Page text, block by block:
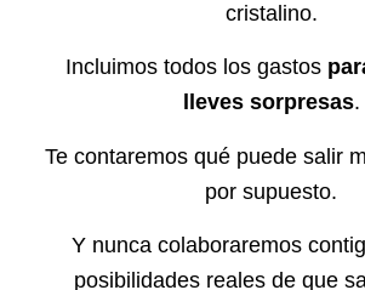
cristalino.
Incluimos todos los gastos
lleves sorpresas.
Te contaremos qué puede salir
por supuesto.
Y nunca colaboraremos
posibilidades reales de que